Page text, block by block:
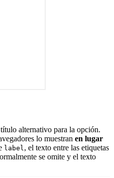
alternativo para la opción.
lo muestran en lugar
label, el texto entre las etiquetas
se omite y el texto